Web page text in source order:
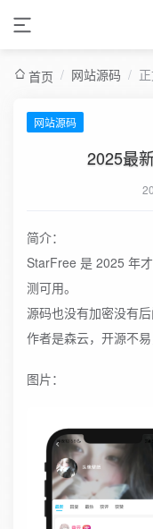
首页 / 网站源码 /
网站源码
2025最
简介：
StarFree 是 2025 年
测可用。
源码也没有加密没有
作者是森云，开源不
图片：